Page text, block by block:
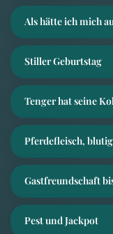
Als hätte ich mich
Stiller Geburtstag
Tenger hat seine
Pferdefleisch,
Gastfreundschaft
Pest und Jackpot